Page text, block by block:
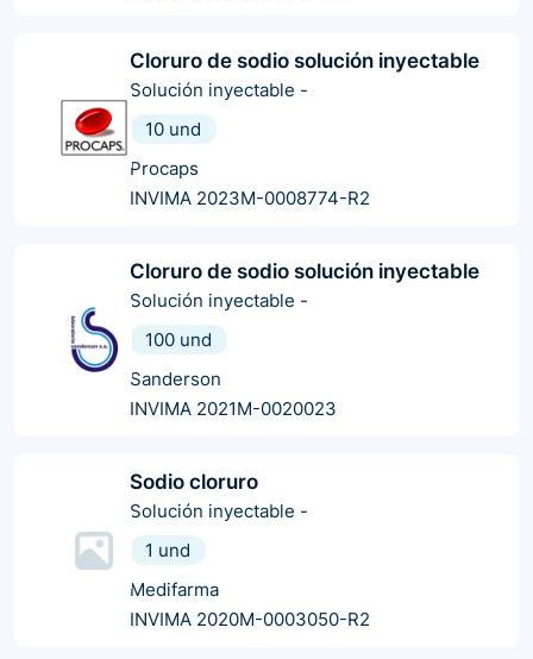
Cloruro de sodio solución inyectable
Solución inyectable -
10 und
Procaps
INVIMA 2023M-0008774-R2
Cloruro de sodio solución inyectable
Solución inyectable -
100 und
Sanderson
INVIMA 2021M-0020023
Sodio cloruro
Solución inyectable -
1 und
Medifarma
INVIMA 2020M-0003050-R2